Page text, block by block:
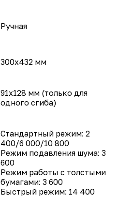
Ручная
300x432 мм
91x128 мм (только для
одного сгиба)
Стандартный режим: 2
400/6 000/10 800
Режим подавления шума: 3
600
Режим работы с толстыми
бумагами: 3 600
Быстрый режим: 14 400